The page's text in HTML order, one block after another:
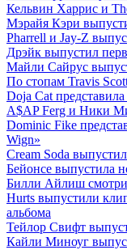
Кельвин Харрис и
Мэрайя Кэри
Pharrell и Jay-Z
Дрэйк выпустил
Майли Сайрус
По стопам Travis
Doja Cat
A$AP Ferg и Ники
Dominic Fike
Wign»
Cream Soda
Бейонсе выпустила
Билли Айлиш
Hurts выпустили
альбома
Тейлор Свифт
Кайли Миноуг